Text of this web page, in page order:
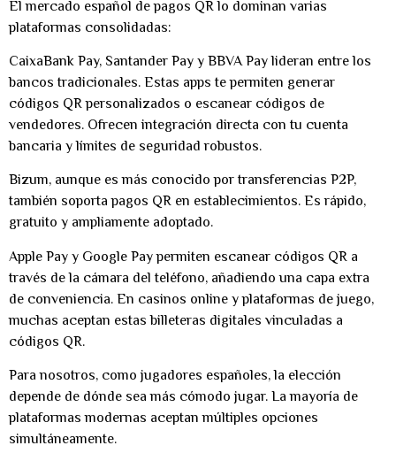
El mercado español de pagos QR lo dominan varias
plataformas consolidadas:
CaixaBank Pay, Santander Pay y BBVA Paylideran entre los
bancos tradicionales. Estas apps te permiten generar
códigos QR personalizados o escanear códigos de
vendedores. Ofrecen integración directa con tu cuenta
bancaria y límites de seguridad robustos.
Bizum, aunque es más conocido por transferencias P2P,
también soporta pagos QR en establecimientos. Es rápido,
gratuito y ampliamente adoptado.
Apple Pay y Google Paypermiten escanear códigos QR a
través de la cámara del teléfono, añadiendo una capa extra
de conveniencia. En casinos online y plataformas de juego,
muchas aceptan estas billeteras digitales vinculadas a
códigos QR.
Para nosotros, como jugadores españoles, la elección
depende de dónde sea más cómodo jugar. La mayoría de
plataformas modernas aceptan múltiples opciones
simultáneamente.